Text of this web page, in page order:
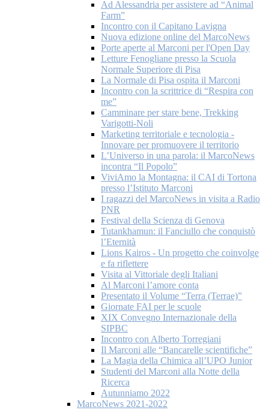
Ad Alessandria per assistere ad “Animal
Farm”
Incontro con il Capitano Lavigna
Nuova edizione online del MarcoNews
Porte aperte al Marconi per l'Open Day
Letture Fenogliane presso la Scuola
Normale Superiore di Pisa
La Normale di Pisa ospita il Marconi
Incontro con la scrittrice di “Respira con
me”
Camminare per stare bene, Trekking
Varigotti-Noli
Marketing territoriale e tecnologia -
Innovare per promuovere il territorio
L’Universo in una parola: il MarcoNews
incontra “Il Popolo”
ViviAmo la Montagna: il CAI di Tortona
presso l’Istituto Marconi
I ragazzi del MarcoNews in visita a Radio
PNR
Festival della Scienza di Genova
Tutankhamun: il Fanciullo che conquistò
l’Eternità
Lions Kairos - Un progetto che coinvolge
e fa riflettere
Visita al Vittoriale degli Italiani
Al Marconi l’amore conta
Presentato il Volume “Terra (Terrae)”
Giornate FAI per le scuole
XIX Convegno Internazionale della
SIPBC
Incontro con Alberto Torregiani
Il Marconi alle “Bancarelle scientifiche”
La Magia della Chimica all’UPO Junior
Studenti del Marconi alla Notte della
Ricerca
Autunniamo 2022
MarcoNews 2021-2022